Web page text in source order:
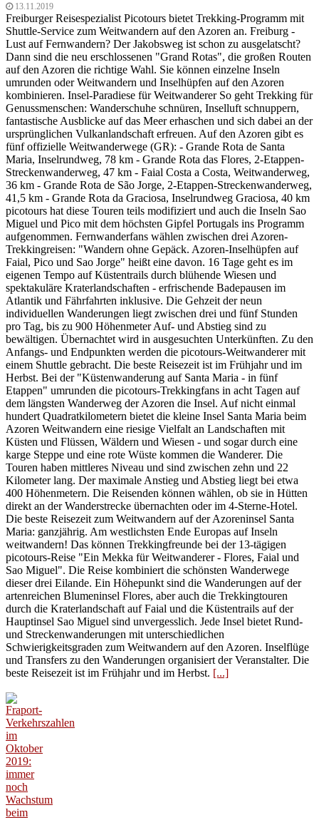
13.11.2019
Freiburger Reisespezialist Picotours bietet Trekking-Programm mit
Shuttle-Service zum Weitwandern auf den Azoren an. Freiburg -
Lust auf Fernwandern? Der Jakobsweg ist schon zu ausgelatscht?
Dann sind die neu erschlossenen "Grand Rotas", die großen Routen
auf den Azoren die richtige Wahl. Sie können einzelne Inseln
umrunden oder Weitwandern und Inselhüpfen auf den Azoren
kombinieren. Insel-Paradiese für Weitwanderer So geht Trekking für
Genussmenschen: Wanderschuhe schnüren, Inselluft schnuppern,
fantastische Ausblicke auf das Meer erhaschen und sich dabei an der
ursprünglichen Vulkanlandschaft erfreuen. Auf den Azoren gibt es
fünf offizielle Weitwanderwege (GR): - Grande Rota de Santa
Maria, Inselrundweg, 78 km - Grande Rota das Flores, 2-Etappen-
Streckenwanderweg, 47 km - Faial Costa a Costa, Weitwanderweg,
36 km - Grande Rota de São Jorge, 2-Etappen-Streckenwanderweg,
41,5 km - Grande Rota da Graciosa, Inselrundweg Graciosa, 40 km
picotours hat diese Touren teils modifiziert und auch die Inseln Sao
Miguel und Pico mit dem höchsten Gipfel Portugals ins Programm
aufgenommen. Fernwanderfans wählen zwischen drei Azoren-
Trekkingreisen: "Wandern ohne Gepäck. Azoren-Inselhüpfen auf
Faial, Pico und Sao Jorge" heißt eine davon. 16 Tage geht es im
eigenen Tempo auf Küstentrails durch blühende Wiesen und
spektakuläre Kraterlandschaften - erfrischende Badepausen im
Atlantik und Fährfahrten inklusive. Die Gehzeit der neun
individuellen Wanderungen liegt zwischen drei und fünf Stunden
pro Tag, bis zu 900 Höhenmeter Auf- und Abstieg sind zu
bewältigen. Übernachtet wird in ausgesuchten Unterkünften. Zu den
Anfangs- und Endpunkten werden die picotours-Weitwanderer mit
einem Shuttle gebracht. Die beste Reisezeit ist im Frühjahr und im
Herbst. Bei der "Küstenwanderung auf Santa Maria - in fünf
Etappen" umrunden die picotours-Trekkingfans in acht Tagen auf
dem längsten Wanderweg der Azoren die Insel. Auf nicht einmal
hundert Quadratkilometern bietet die kleine Insel Santa Maria beim
Azoren Weitwandern eine riesige Vielfalt an Landschaften mit
Küsten und Flüssen, Wäldern und Wiesen - und sogar durch eine
karge Steppe und eine rote Wüste kommen die Wanderer. Die
Touren haben mittleres Niveau und sind zwischen zehn und 22
Kilometer lang. Der maximale Anstieg und Abstieg liegt bei etwa
400 Höhenmetern. Die Reisenden können wählen, ob sie in Hütten
direkt an der Wanderstrecke übernachten oder im 4-Sterne-Hotel.
Die beste Reisezeit zum Weitwandern auf der Azoreninsel Santa
Maria: ganzjährig. Am westlichsten Ende Europas auf Inseln
weitwandern! Das können Trekkingfreunde bei der 13-tägigen
picotours-Reise "Ein Mekka für Weitwanderer - Flores, Faial und
Sao Miguel". Die Reise kombiniert die schönsten Wanderwege
dieser drei Eilande. Ein Höhepunkt sind die Wanderungen auf der
artenreichen Blumeninsel Flores, aber auch die Trekkingtouren
durch die Kraterlandschaft auf Faial und die Küstentrails auf der
Hauptinsel Sao Miguel sind unvergesslich. Jede Insel bietet Rund-
und Streckenwanderungen mit unterschiedlichen
Schwierigkeitsgraden zum Weitwandern auf den Azoren. Inselflüge
und Transfers zu den Wanderungen organisiert der Veranstalter. Die
beste Reisezeit ist im Frühjahr und im Herbst. [...]